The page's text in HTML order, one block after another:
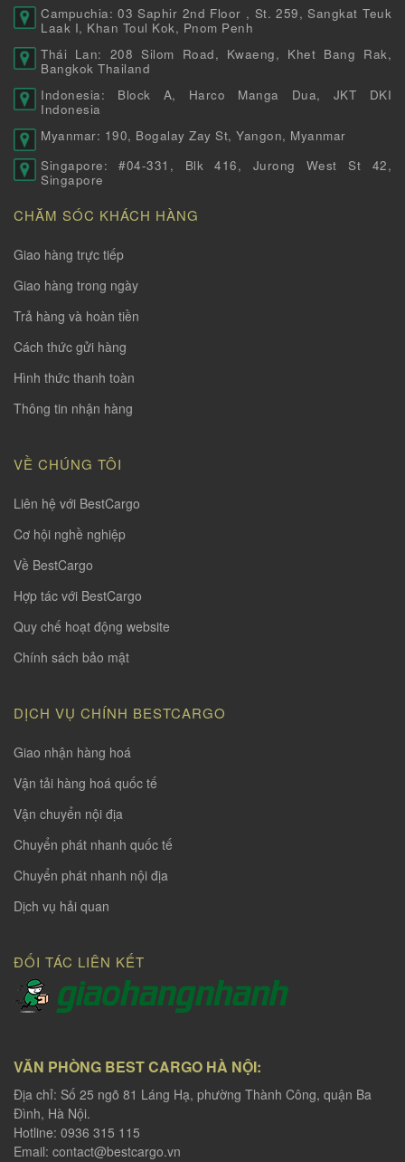
Campuchia: 03 Saphir 2nd Floor , St. 259, Sangkat Teuk
Laak I, Khan Toul Kok, Pnom Penh
Thái Lan: 208 Silom Road, Kwaeng, Khet Bang Rak,
Bangkok Thailand
Indonesia: Block A, Harco Manga Dua, JKT DKI
Indonesia
Myanmar: 190, Bogalay Zay St, Yangon, Myanmar
Singapore: #04-331, Blk 416, Jurong West St 42,
Singapore
CHĂM SÓC KHÁCH HÀNG
Giao hàng trực tiếp
Giao hàng trong ngày
Trả hàng và hoàn tiền
Cách thức gửi hàng
Hình thức thanh toàn
Thông tin nhận hàng
VỀ CHÚNG TÔI
Liên hệ với BestCargo
Cơ hội nghề nghiệp
Về BestCargo
Hợp tác với BestCargo
Quy chế hoạt động website
Chính sách bảo mật
DỊCH VỤ CHÍNH BESTCARGO
Giao nhận hàng hoá
Vận tải hàng hoá quốc tế
Vận chuyển nội địa
Chuyển phát nhanh quốc tế
Chuyển phát nhanh nội địa
Dịch vụ hải quan
ĐỐI TÁC LIÊN KẾT
VĂN PHÒNG BEST CARGO HÀ NỘI:
Địa chỉ: Số 25 ngõ 81 Láng Hạ, phường Thành Công, quận Ba
Đình, Hà Nội.
Hotline: 0936 315 115
Email: contact@bestcargo.vn